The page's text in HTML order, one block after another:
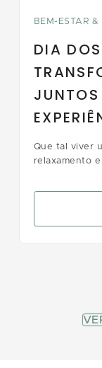
BEM-ESTAR &
DIA
Que tal viver
relaxamento